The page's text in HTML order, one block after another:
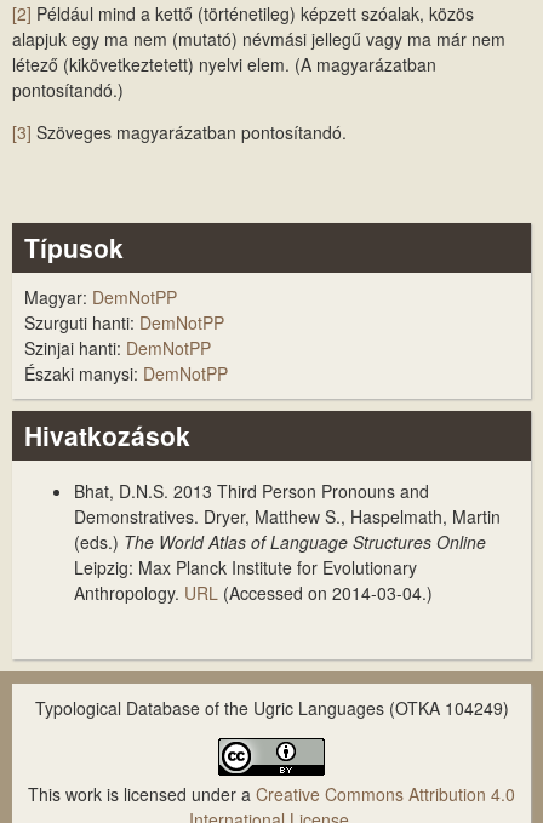
[2] Például mind a kettő (történetileg) képzett szóalak, közös
alapjuk egy ma nem (mutató) névmási jellegű vagy ma már nem
létező (kikövetkeztetett) nyelvi elem. (A magyarázatban
pontosítandó.)
[3] Szöveges magyarázatban pontosítandó.
Típusok
Magyar: DemNotPP
Szurguti hanti: DemNotPP
Szinjai hanti: DemNotPP
Északi manysi: DemNotPP
Hivatkozások
Bhat, D.N.S. 2013 Third Person Pronouns and
Demonstratives. Dryer, Matthew S., Haspelmath, Martin
(eds.) The World Atlas of Language Structures Online
Leipzig: Max Planck Institute for Evolutionary
Anthropology. URL (Accessed on 2014-03-04.)
Typological Database of the Ugric Languages (OTKA 104249)
This work is licensed under a Creative Commons Attribution 4.0